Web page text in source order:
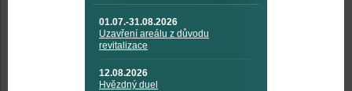
01.07.-31.08.2026
Uzavření areálu z důvodu
revitalizace
12.08.2026
Hvězdný duel